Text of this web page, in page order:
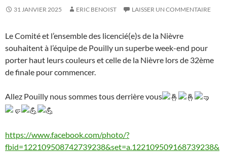
31 JANVIER 2025 ERIC BENOIST LAISSER UN COMMENTAIRE
Le Comité et l’ensemble des licencié(e)s de la Nièvre
souhaitent à l’équipe de Pouilly un superbe week-end pour
porter haut leurs couleurs et celle de la Nièvre lors de 32ème
de finale pour commencer.
Allez Pouilly nous sommes tous derrière vous
https://www.facebook.com/photo/?
fbid=122109508742739238&set=a.122109509168739238&